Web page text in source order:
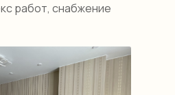
работ, снабжение